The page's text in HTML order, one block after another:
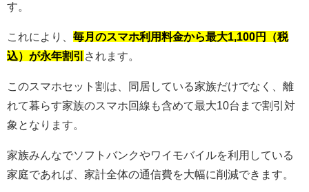
す。
これにより、 毎月のスマホ利用料金から最大1,100円（税
込）が永年割引 されます。
このスマホセット割は、同居している家族だけでなく、離
れて暮らす家族のスマホ回線も含めて最大10台まで割引対
象となります。
家族みんなでソフトバンクやワイモバイルを利用している
家庭であれば、家計全体の通信費を大幅に削減できます。